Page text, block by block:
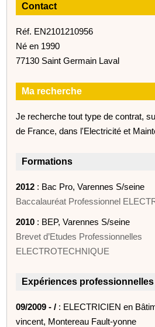
Contact
Réf. EN2101210956
Né en 1990
77130 Saint Germain Laval
Ma recherche
Je recherche tout type de contrat,
de France, dans l'Electricité et
Formations
2012 : Bac Pro, Varennes S/seine
Baccalauréat Professionnel
2010 : BEP, Varennes S/seine
Brevet d’Etudes Professionnelles
ELECTROTECHNIQUE
Expériences professionnelles
09/2009 - / : ELECTRICIEN en
vincent, Montereau Fault-yonne